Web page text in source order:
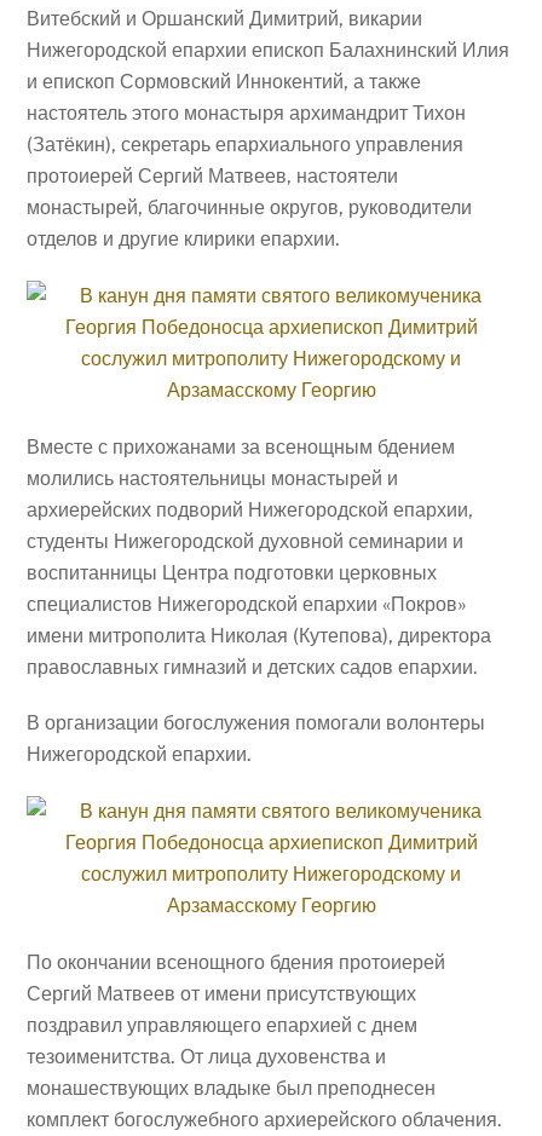
Витебский и Оршанский Димитрий, викарии
Нижегородской епархии епископ Балахнинский Илия
и епископ Сормовский Иннокентий, а также
настоятель этого монастыря архимандрит Тихон
(Затёкин), секретарь епархиального управления
протоиерей Сергий Матвеев, настоятели
монастырей, благочинные округов, руководители
отделов и другие клирики епархии.
Вместе с прихожанами за всенощным бдением
молились настоятельницы монастырей и
архиерейских подворий Нижегородской епархии,
студенты Нижегородской духовной семинарии и
воспитанницы Центра подготовки церковных
специалистов Нижегородской епархии «Покров»
имени митрополита Николая (Кутепова), директора
православных гимназий и детских садов епархии.
В организации богослужения помогали волонтеры
Нижегородской епархии.
По окончании всенощного бдения протоиерей
Сергий Матвеев от имени присутствующих
поздравил управляющего епархией с днем
тезоименитства. От лица духовенства и
монашествующих владыке был преподнесен
комплект богослужебного архиерейского облачения.